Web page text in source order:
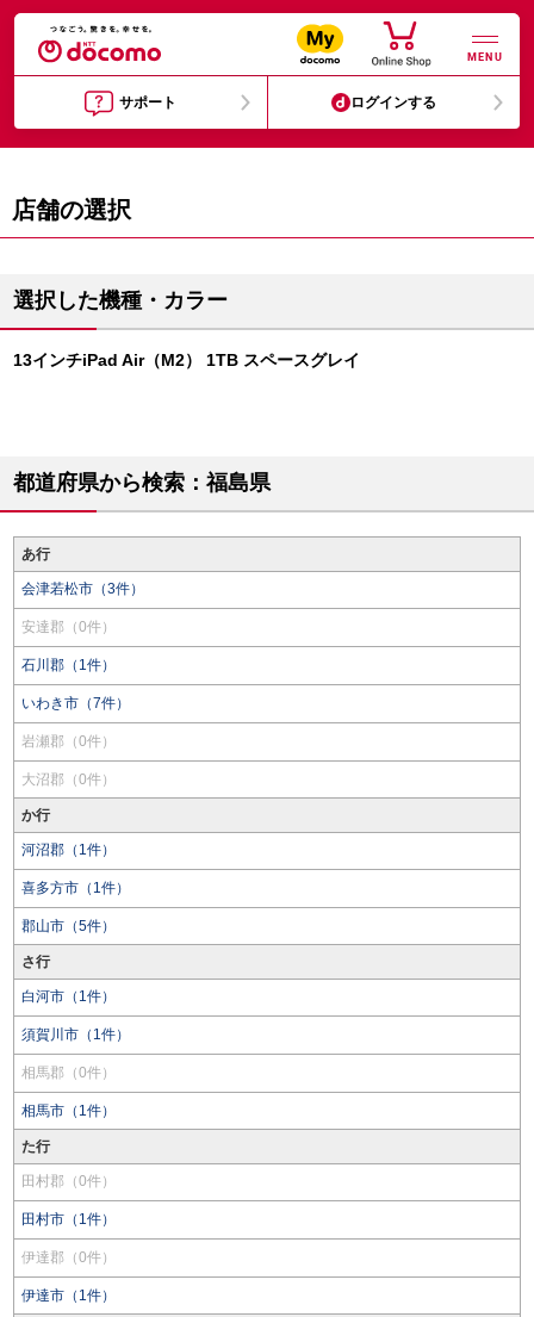
MENU
サポート ログインする
店舗の選択
選択した機種・カラー
13インチiPad Air（M2） 1TB スペースグレイ
都道府県から検索：福島県
あ行
会津若松市（3件）
安達郡（0件）
石川郡（1件）
いわき市（7件）
岩瀬郡（0件）
大沼郡（0件）
か行
河沼郡（1件）
喜多方市（1件）
郡山市（5件）
さ行
白河市（1件）
須賀川市（1件）
相馬郡（0件）
相馬市（1件）
た行
田村郡（0件）
田村市（1件）
伊達郡（0件）
伊達市（1件）